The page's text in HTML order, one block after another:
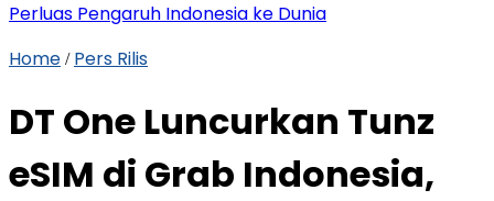
Perluas Pengaruh Indonesia ke Dunia
Home / Pers Rilis
DT One Luncurkan Tunz
eSIM di Grab Indonesia,